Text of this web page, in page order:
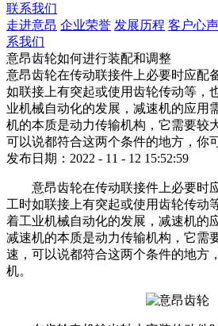
联系我们
走进意昂 企业荣誉 发展历程 客户心声
系我们
意昂齿轮如何进行装配和调整
意昂齿轮在传动联接件上必要时应配
如联接上有突起或使用齿轮传动等，
业机械自动化的发展，减速机的应用
机的本质是动力传输机构，它需要较
可以说都符合这两个条件的地方，你
发布日期：2022 - 11 - 12 15:52:59
意昂齿轮在传动联接件上必要时
工时如联接上有突起或使用齿轮传动
着工业机械自动化的发展，减速机的
减速机的本质是动力传输机构，它需
速，可以说都符合这两个条件的地方
机。